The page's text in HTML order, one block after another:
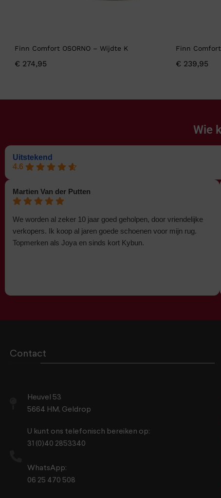
Finn Comfort OSORNO – Wijdte K
€ 274,95
Finn Comfort
€ 239,95
Wie
Uitstekend
4.6
Martien Van der Putten
We worden al zeker 10 jaar goed geholpen, door vriendelijke
verkopers. Ik koop al jaren goede schoenen voor mijn rug.
Topmerken als Joya en sinds kort Kybun.
Contact
Heuvel 53
5664 HM, Geldrop
U kunt ons telefonisch bereiken op:
31 (0)40 2853340
WhatsApp:
06 25 470 508